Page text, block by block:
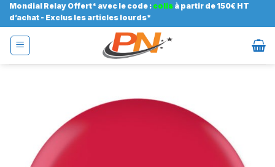
Passer
au
contenu
Mondial Relay Offert* avec le code : colis à partir de 150€ HT
d’achat - Exclus les articles lourds*